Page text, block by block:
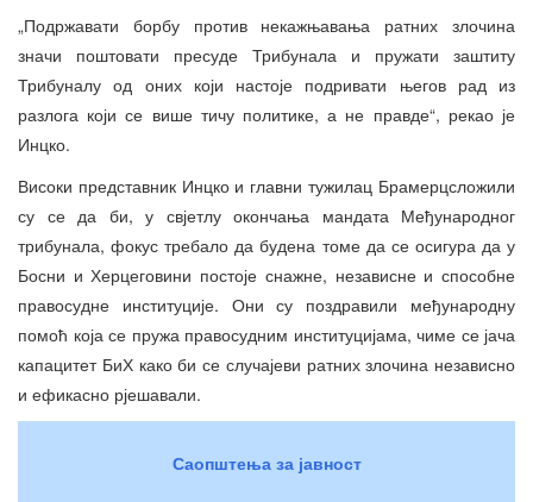
„Подржавати борбу против некажњавања ратних злочина
значи поштовати пресуде Трибунала и пружати заштиту
Трибуналу од оних који настоје подривати његов рад из
разлога који се више тичу политике, а не правде“, рекао је
Инцко.
Високи представник Инцко и главни тужилац Брамерцсложили
су се да би, у свјетлу окончања мандата Међународног
трибунала, фокус требало да будена томе да се осигура да у
Босни и Херцеговини постоје снажне, независне и способне
правосудне институције. Они су поздравили међународну
помоћ која се пружа правосудним институцијама, чиме се јача
капацитет БиХ како би се случајеви ратних злочина независно
и ефикасно рјешавали.
Саопштења за јавност